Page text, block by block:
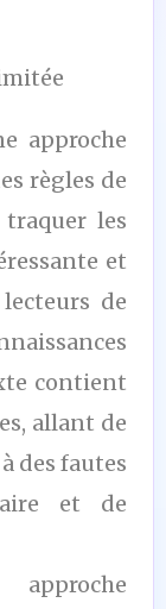
approche
règles de
traquer les
et
de
contient
allant de
des fautes
et de